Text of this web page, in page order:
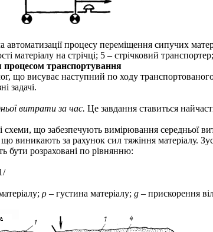
процесу переміщення сипучих
матеріалу на стрічці; 5 – стрічковий
процесом транспортування
що висуває наступний по ходу
задачі.
витрати за час. Це завдання ставиться
схеми, що забезпечують вимірювання середньої
виникають за рахунок сил тяжіння матеріалу.
бути розраховані по рівнянню:
ρ – густина матеріалу; g – прискорення